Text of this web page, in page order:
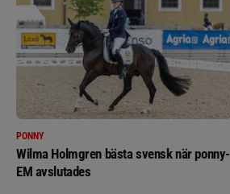
PONNY
Wilma Holmgren bästa svensk när ponny-
EM avslutades